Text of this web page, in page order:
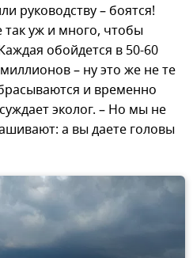
руководству – боятся!
уж и много, чтобы
обойдется в 50-60
– ну это же не те
и временно
эколог. – Но мы не
а вы даете головы